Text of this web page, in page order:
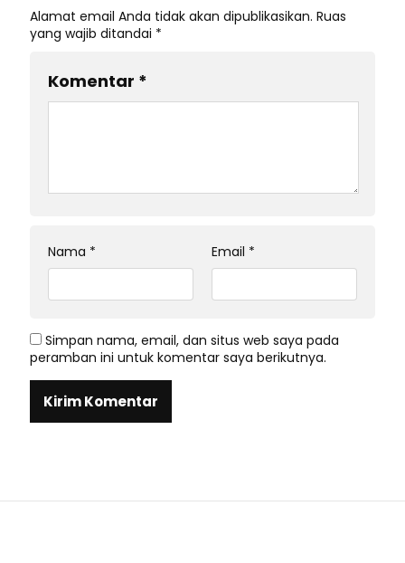
Alamat email Anda tidak akan dipublikasikan. Ruas
yang wajib ditandai *
Komentar *
Nama * Email *
Simpan nama, email, dan situs web saya pada
peramban ini untuk komentar saya berikutnya.